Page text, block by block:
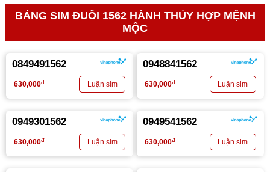
BẢNG SIM ĐUÔI 1562 HÀNH THỦY HỢP MỆNH
MỘC
0849491562
630,000đ
0948841562
630,000đ
0949301562
630,000đ
0949541562
630,000đ